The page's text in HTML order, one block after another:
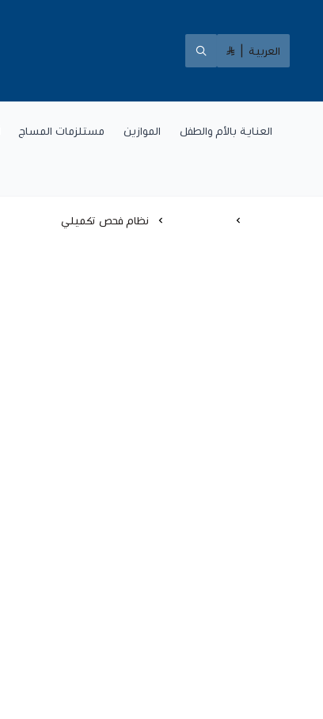
العربية
العناية بالأم والطفل الموازين مستلزمات المساج
نظام فحص تكميلي